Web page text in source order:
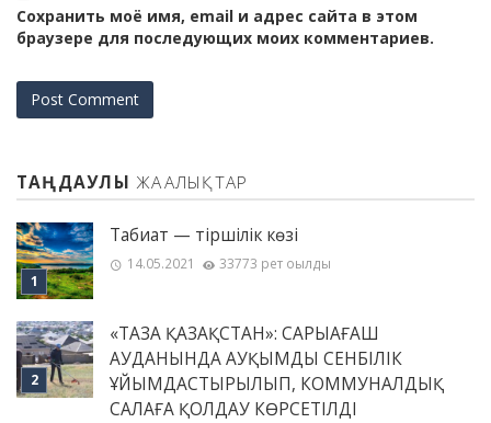
Сохранить моё имя, email и адрес сайта в этом
браузере для последующих моих комментариев.
ТАҢДАУЛЫ ЖАҢАЛЫҚТАР
Табиғат — тіршілік көзі
14.05.2021 33773 рет оқылды
«ТАЗА ҚАЗАҚСТАН»: САРЫАҒАШ
АУДАНЫНДА АУҚЫМДЫ СЕНБІЛІК
ҰЙЫМДАСТЫРЫЛЫП, КОММУНАЛДЫҚ
САЛАҒА ҚОЛДАУ КӨРСЕТІЛДІ